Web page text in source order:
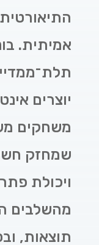
אמיתית.
יוצרים
משחקים
שמחזק
ויכולת
מהשלבים
תוצאות,